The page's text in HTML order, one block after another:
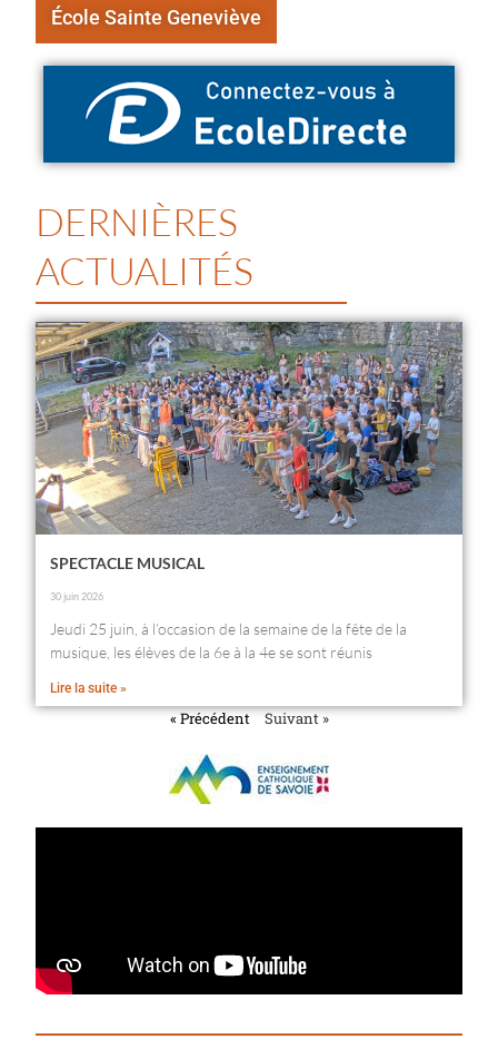
École Sainte Geneviève
DERNIÈRES
ACTUALITÉS
SPECTACLE MUSICAL
30 juin 2026
Jeudi 25 juin, à l’occasion de la semaine de la fête de la
musique, les élèves de la 6e à la 4e se sont réunis
Lire la suite »
« Précédent Suivant »